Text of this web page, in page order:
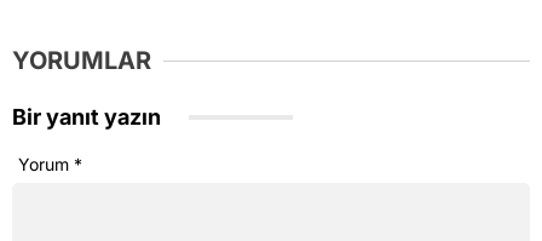
YORUMLAR
Bir yanıt yazın
Yorum *